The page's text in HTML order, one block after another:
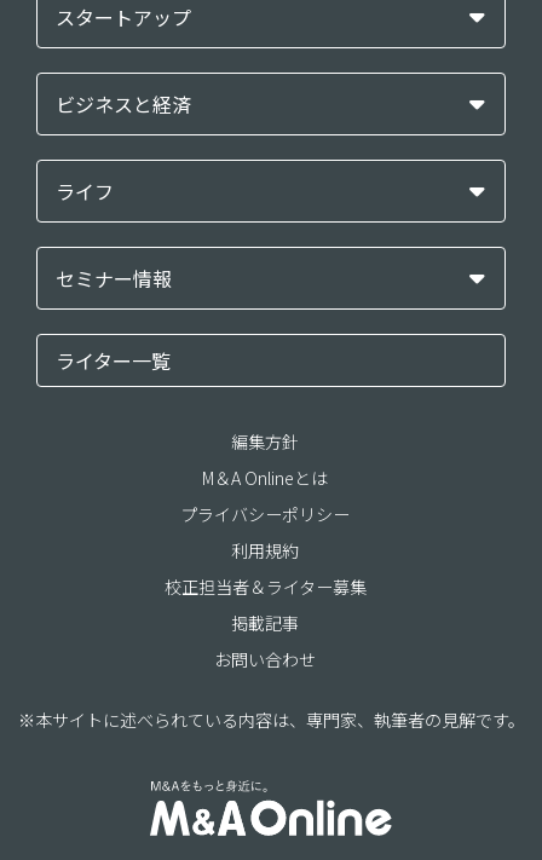
スタートアップ
ビジネスと経済
ライフ
セミナー情報
ライター一覧
編集方針
M＆A Onlineとは
プライバシーポリシー
利用規約
校正担当者＆ライター募集
掲載記事
お問い合わせ
※本サイトに述べられている内容は、専門家、執筆者の見解です。